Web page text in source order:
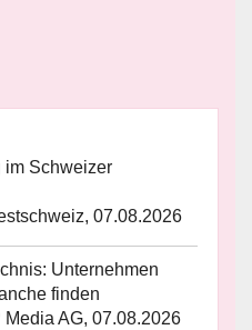
im Schweizer
07.08.2026
Unternehmen
finden
AG, 07.08.2026